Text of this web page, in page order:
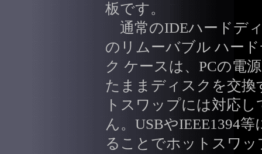
板です。
通常のIDEハードデ
のリムーバブル ハー
ク ケースは、PCの電
たままディスクを交換
トスワップには対応
ん。USBやIEEE1394等
ることでホットスワッ